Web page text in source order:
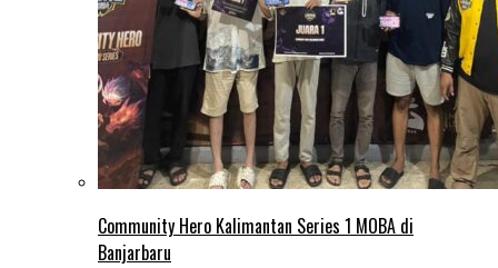
Community Hero Kalimantan Series 1 MOBA di
Banjarbaru